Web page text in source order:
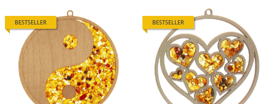
BESTSELLER BESTSELLER